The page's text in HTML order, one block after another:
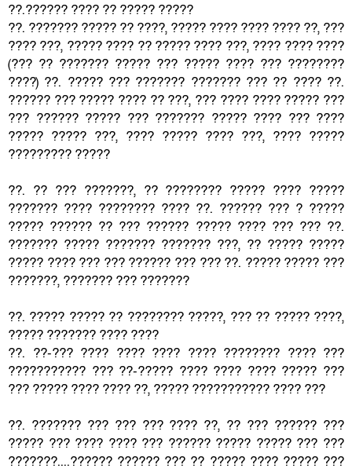
??.?????? ???? ?? ????? ?????
??. ??????? ????? ?? ????, ????? ???? ???? ???? ??, ???
???? ???, ????? ???? ?? ????? ???? ???, ???? ???? ????
(??? ?? ??????? ????? ??? ????? ???? ??? ????????
????) ??. ????? ??? ??????? ??????? ??? ?? ???? ??.
?????? ??? ????? ???? ?? ???, ??? ???? ???? ????? ???
??? ?????? ????? ??? ??????? ????? ???? ??? ????
????? ????? ???, ???? ????? ???? ???, ???? ?????
????????? ?????
??. ?? ??? ???????, ?? ???????? ????? ???? ?????
??????? ???? ???????? ???? ??. ?????? ??? ? ?????
????? ?????? ?? ??? ?????? ????? ???? ??? ??? ??.
??????? ????? ??????? ??????? ???, ?? ????? ?????
????? ???? ??? ??? ?????? ??? ??? ??. ????? ????? ???
???????, ??????? ??? ???????
??. ????? ????? ?? ???????? ?????, ??? ?? ????? ????,
????? ??????? ???? ????
??. ??-??? ???? ???? ???? ???? ???????? ???? ???
??????????? ??? ??-????? ???? ???? ???? ????? ???
??? ????? ???? ???? ??, ????? ??????????? ???? ???
??. ??????? ??? ??? ??? ???? ??, ?? ??? ?????? ???
????? ??? ???? ???? ??? ?????? ????? ????? ??? ???
???????....?????? ?????? ??? ?? ????? ???? ????? ???